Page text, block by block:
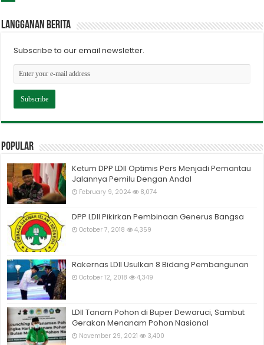
Langganan berita
Subscribe to our email newsletter.
Popular
Ketum DPP LDII Optimis Pers Menjadi Pemantau
Jalannya Pemilu Dengan Andal
February 9, 2024 8,074
DPP LDII Pikirkan Pembinaan Generus Bangsa
October 7, 2018 4,359
Rakernas LDII Usulkan 8 Bidang Pembangunan
October 12, 2018 4,349
LDII Tanam Pohon di Buper Dewaruci, Sambut
Gerakan Menanam Pohon Nasional
November 29, 2021 3,400